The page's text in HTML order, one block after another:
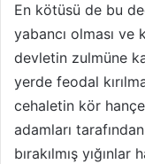
En kötüsü de bu
yabancı olması
devletin zulmüne
yerde feodal
cehaletin kör
adamları
bırakılmış